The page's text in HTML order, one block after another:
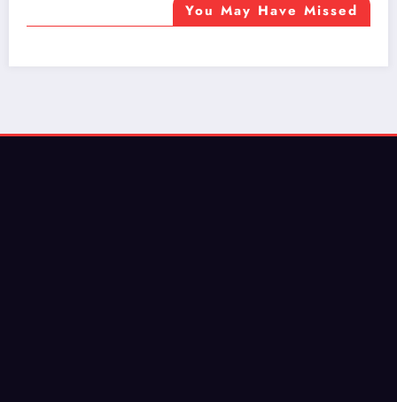
You May Have Missed